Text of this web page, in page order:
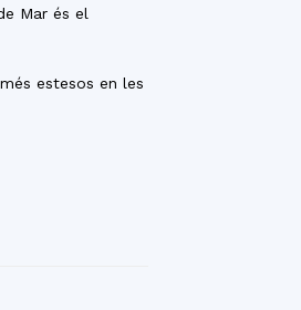
Mar és el
estesos en les